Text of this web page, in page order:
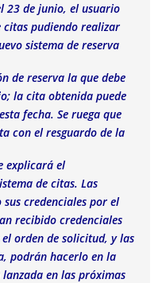
23 de junio, el usuario
citas pudiendo realizar
sistema de reserva
de reserva la que debe
la cita obtenida puede
fecha. Se ruega que
con el resguardo de la
explicará el
de citas. Las
credenciales por el
recibido credenciales
orden de solicitud, y las
podrán hacerlo en la
en las próximas